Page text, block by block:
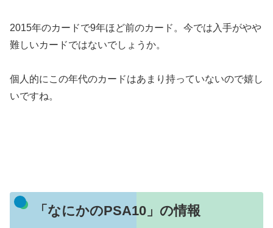
2015年のカードで9年ほど前のカード。今では入手がやや
難しいカードではないでしょうか。
個人的にこの年代のカードはあまり持っていないので嬉し
いですね。
「なにかのPSA10」の情報